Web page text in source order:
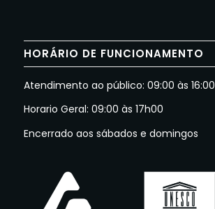
HORÁRIO DE FUNCIONAMENTO
Atendimento ao público: 09:00 às 16:00
Horario Geral: 09:00 às 17h00
Encerrado aos sábados e domingos